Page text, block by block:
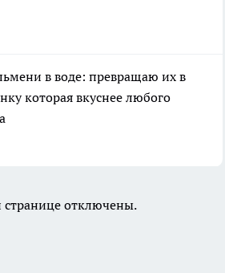
в воде: превращаю их в
которая вкуснее любого
отключены.